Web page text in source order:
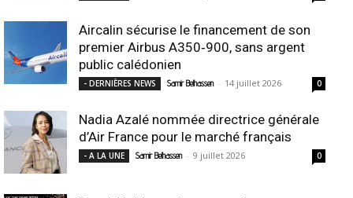
Aircalin sécurise le financement de son
premier Airbus A350‑900, sans argent
public calédonien
- DERNIÈRES NEWS Samir Belhassen - 14 juillet 2026 0
Nadia Azalé nommée directrice générale
d’Air France pour le marché français
- A LA UNE Samir Belhassen - 9 juillet 2026 0